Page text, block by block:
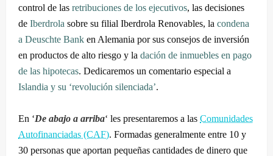
control de las retribuciones de los ejecutivos, las decisiones
de Iberdrola sobre su filial Iberdrola Renovables, la condena
a Deuschte Bank en Alemania por sus consejos de inversión
en productos de alto riesgo y la dación de inmuebles en pago
de las hipotecas. Dedicaremos un comentario especial a
Islandia y su ‘revolución silenciada’.
En ‘De abajo a arriba‘ les presentaremos a las Comunidades
Autofinanciadas (CAF). Formadas generalmente entre 10 y
30 personas que aportan pequeñas cantidades de dinero que